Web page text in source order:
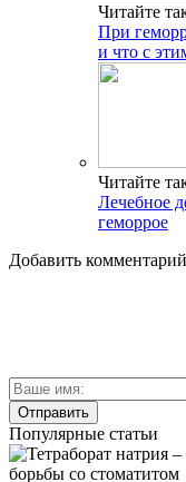
Читайте
При
и что с
Читайте
Лечебное
геморрое
Добавить комментарий
Популярные статьи